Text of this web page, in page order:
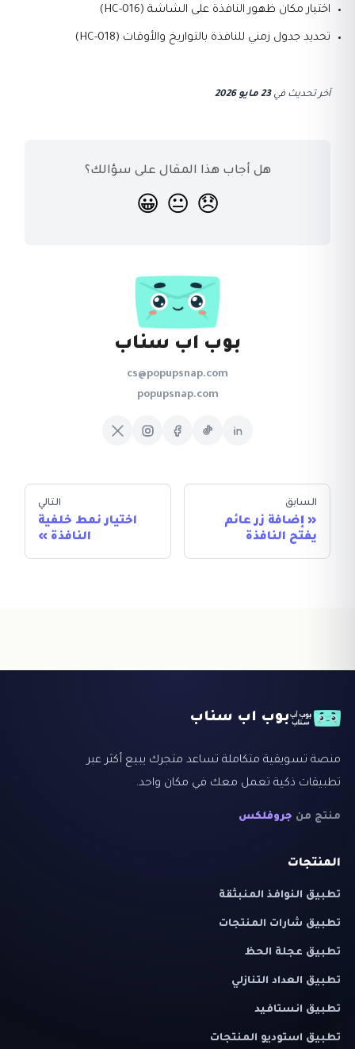
اختيار مكان ظهور النافذة على الشاشة (HC-016)
تحديد جدول زمني للنافذة بالتواريخ والأوقات (HC-018)
آخر تحديث في23 مايو 2026
هل أجاب هذا المقال على سؤالك؟
😞
😐
😀
بوب اب سناب
cs@popupsnap.com
popupsnap.com
السابق
إضافة زر عائم
يفتح النافذة
التالي
اختيار نمط خلفية
النافذة
بوب اب سناب
منصة تسويقية متكاملة تساعد متجرك يبيع أكثر عبر
تطبيقات ذكية تعمل معك في مكان واحد.
منتج من جروفلكس
المنتجات
تطبيق النوافذ المنبثقة
تطبيق شارات المنتجات
تطبيق عجلة الحظ
تطبيق العداد التنازلي
تطبيق انستافيد
تطبيق استوديو المنتجات